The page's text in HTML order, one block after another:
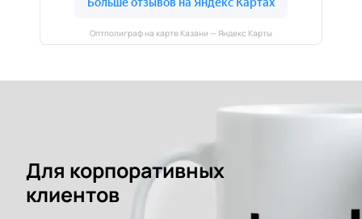
Оптполиграф на карте Казани — Яндекс Карты
Для корпоративных
клиентов